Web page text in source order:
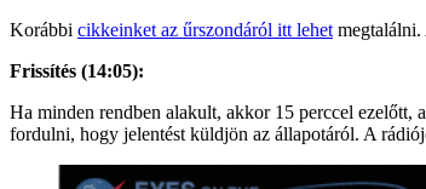
Korábbi cikkeinket az űrszondáról itt lehet
Frissítés (14:05):
Ha minden rendben alakult, akkor 15 perccel ezelőtt,
fordulni, hogy jelentést küldjön az állapotáról. A